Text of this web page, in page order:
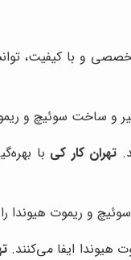
و با کیفیت،
و ساخت سوئیچ و
تهران کار کی با
و ریموت هیوندا
هیوندا ایفا می‌کنند.